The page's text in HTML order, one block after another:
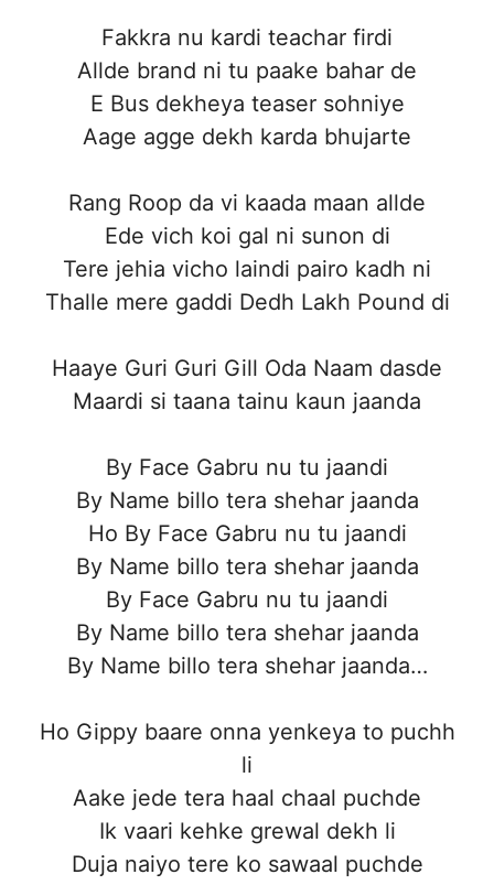
Fakkra nu kardi teachar firdi
Allde brand ni tu paake bahar de
E Bus dekheya teaser sohniye
Aage agge dekh karda bhujarte
Rang Roop da vi kaada maan allde
Ede vich koi gal ni sunon di
Tere jehia vicho laindi pairo kadh ni
Thalle mere gaddi Dedh Lakh Pound di
Haaye Guri Guri Gill Oda Naam dasde
Maardi si taana tainu kaun jaanda
By Face Gabru nu tu jaandi
By Name billo tera shehar jaanda
Ho By Face Gabru nu tu jaandi
By Name billo tera shehar jaanda
By Face Gabru nu tu jaandi
By Name billo tera shehar jaanda
By Name billo tera shehar jaanda…
Ho Gippy baare onna yenkeya to puchh
li
Aake jede tera haal chaal puchde
Ik vaari kehke grewal dekh li
Duja naiyo tere ko sawaal puchde